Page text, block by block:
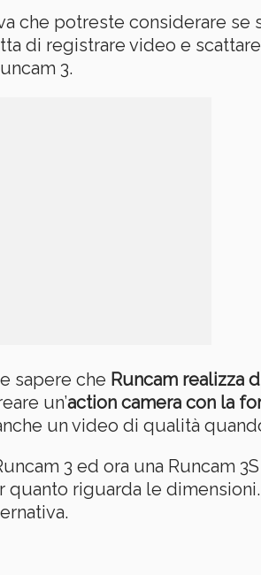
che potreste considerare se
di registrare video e
3.
sapere che Runcam realizza
un’action camera con la
un video di qualità
3 ed ora una Runcam
riguarda le